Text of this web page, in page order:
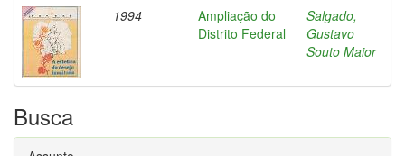
1994
Ampliação do
Distrito Federal
Salgado,
Gustavo
Souto Maior
Busca